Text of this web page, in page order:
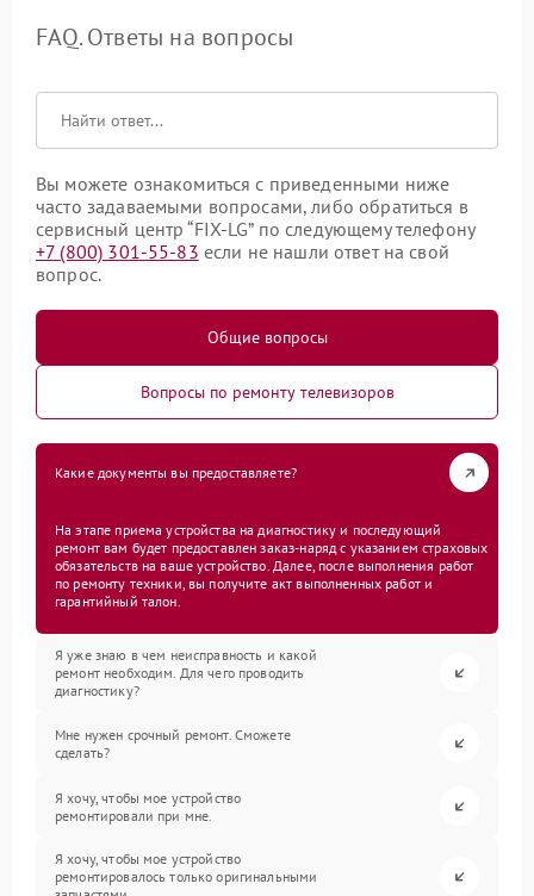
FAQ. Ответы на вопросы
Вы можете ознакомиться с приведенными ниже
часто задаваемыми вопросами, либо обратиться в
сервисный центр “FIX-LG” по следующему телефону
+7 (800) 301-55-83 если не нашли ответ на свой
вопрос.
Общие вопросы
Вопросы по ремонту телевизоров
Какие документы вы предоставляете?
На этапе приема устройства на диагностику и последующий
ремонт вам будет предоставлен заказ-наряд с указанием страховых
обязательств на ваше устройство. Далее, после выполнения работ
по ремонту техники, вы получите акт выполненных работ и
гарантийный талон.
Я уже знаю в чем неисправность и какой
ремонт необходим. Для чего проводить
диагностику?
Мне нужен срочный ремонт. Сможете
сделать?
Я хочу, чтобы мое устройство
ремонтировали при мне.
Я хочу, чтобы мое устройство
ремонтировалось только оригинальными